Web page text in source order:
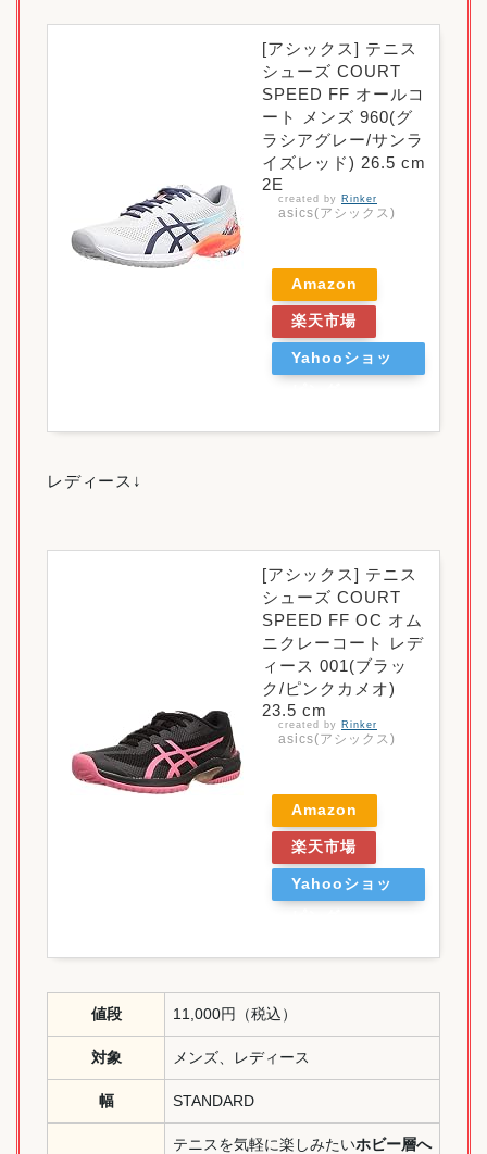
[アシックス] テニス
シューズ COURT
SPEED FF オールコ
ート メンズ 960(グ
ラシアグレー/サンラ
イズレッド) 26.5 cm
2E
created by Rinker
asics(アシックス)
Amazon
楽天市場
Yahooショッ
レディース↓
[アシックス] テニス
シューズ COURT
SPEED FF OC オム
ニクレーコート レデ
ィース 001(ブラッ
ク/ピンクカメオ)
23.5 cm
created by Rinker
asics(アシックス)
Amazon
楽天市場
Yahooショッ
値段 11,000円（税込）
対象 メンズ、レディース
幅 STANDARD
テニスを気軽に楽しみたいホビー層へ